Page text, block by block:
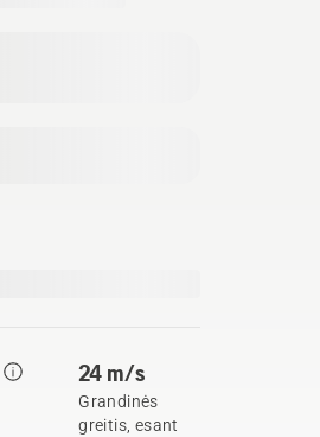
24 m/s
Grandinės
greitis, esant